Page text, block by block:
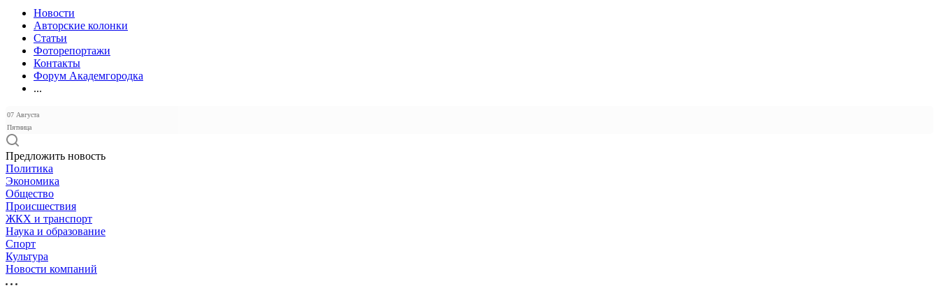
Новости
Авторские колонки
Статьи
Фоторепортажи
Контакты
Форум Академгородка
...
07 Августа
Пятница
Предложить новость
Политика
Экономика
Общество
Происшествия
ЖКХ и транспорт
Наука и образование
Спорт
Культура
Новости компаний